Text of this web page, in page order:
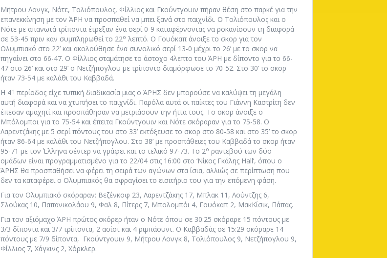
Μήτρου Λονγκ, Νότε, Τολιόπουλος, Φίλλιος και Γκούντγουιν πήραν θέση στο παρκέ για την
επανεκκίνηση με τον ΆΡΗ να προσπαθεί να μπει ξανά στο παιχνίδι. Ο Τολιόπουλος και ο
Νότε με απανωτά τρίποντα έτρεξαν ένα σερί 0-9 καταφέρνοντας να ροκανίσουν τη διαφορά
σε 53-45 πριν καν συμπληρωθεί το 22ο λεπτό. Ο Γουόκαπ άνοιξε το σκορ για τον
Ολυμπιακό στο 22’ και ακολούθησε ένα συνολικό σερί 13-0 μέχρι το 26’ με το σκορ να
πηγαίνει στο 66-47. Ο Φίλλιος σταμάτησε το άστοχο 4λεπτο του ΆΡΗ με δίποντο για το 66-
47 στο 26’ και στο 29’ ο Νετζήπογλου με τρίποντο διαμόρφωσε το 70-52. Στο 30’ το σκορ
ήταν 73-54 με καλάθι του Καββαδά.
Η 4η περίοδος είχε τυπική διαδικασία μιας ο ΆΡΗΣ δεν μπορούσε να καλύψει τη μεγάλη
αυτή διαφορά και να χτυπήσει το παιχνίδι. Παρόλα αυτά οι παίκτες του Γιάννη Καστρίτη δεν
έπεσαν αμαχητί και προσπάθησαν να μετριάσουν την ήττα τους. Το σκορ άνοιξε ο
Μπόλομποι για το 75-54 και έπειτα Γκούντγουιν και Νότε σκόραραν για το 75-58. Ο
Λαρεντζάκης με 5 σερί πόντους του στο 33’ εκτόξευσε το σκορ στο 80-58 και στο 35’ το σκορ
ήταν 86-64 με καλάθι του Νετζήπογλου. Στο 38’ με προσπάθειες του Καββαδά το σκορ ήταν
95-71 με τον Έλληνα σέντερ να γράφει και το τελικό 97-73. Το 2ο ραντεβού των δύο
ομάδων είναι προγραμματισμένο για το 22/04 στις 16:00 στο ‘Νίκος Γκάλης Hall’, όπου ο
ΆΡΗΣ θα προσπαθήσει να φέρει τη σειρά των αγώνων στα ίσια, αλλιώς σε περίπτωση που
δεν τα καταφέρει ο Ολυμπιακός θα σφραγίσει το εισιτήριο του για την επόμενη φάση.
Για τον Ολυμπιακό σκόραραν: Βεζένκοφ 23, Λαρεντζάκης 17, Μπλακ 11, Λούντζης 6,
Σλούκας 10, Παπανικολάου 9, Φαλ 8, Πίτερς 7, Μπολομπόι 4, Γουόκαπ 2, ΜακΚίσικ, Πάπας.
Για τον αξιόμαχο ΆΡΗ πρώτος σκόρερ ήταν ο Νότε όπου σε 30:25 σκόραρε 15 πόντους με
3/3 δίποντα και 3/7 τρίποντα, 2 ασίστ και 4 ριμπάουντ. Ο Καββαδάς σε 15:29 σκόραρε 14
πόντους με 7/9 δίποντα, Γκούντγουιν 9, Μήτρου Λονγκ 8, Τολιόπουλος 9, Νετζήπογλου 9,
Φίλλιος 7, Χάγκινς 2, Χόρκλερ.